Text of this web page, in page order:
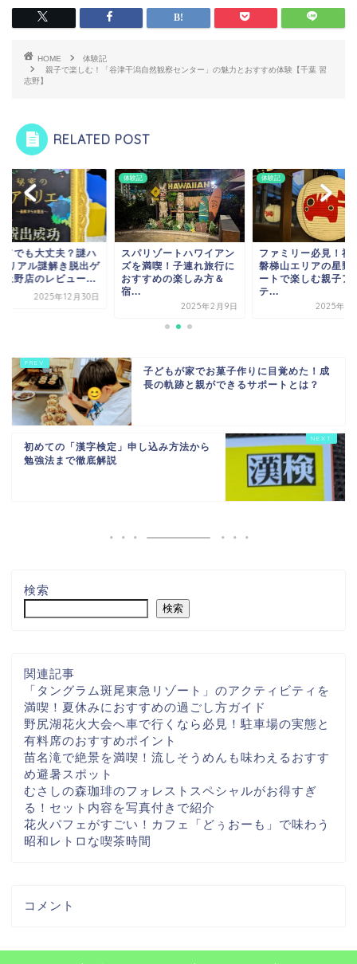
HOME
体験記
親子で楽しむ！「谷津干潟自然観察センター」の魅力とおすすめ体験【千葉 習
志野】
RELATED POST
てでも大丈夫？謎ハ
リアル謎解き脱出ゲ
上野店のレビュー...
2025年12月30日
体験記
スパリゾートハワイアン
ズを満喫！子連れ旅行に
おすすめの楽しみ方＆
宿...
2025年2月9日
体験記
ファミリー必見！福
磐梯山エリアの星野
ートで楽しむ親子ア
テ...
2025年7
子どもが家でお菓子作りに目覚めた！成
長の軌跡と親ができるサポートとは？
初めての「漢字検定」申し込み方法から
勉強法まで徹底解説
検索
検索
関連記事
「タングラム斑尾東急リゾート」のアクティビティを
満喫！夏休みにおすすめの過ごし方ガイド
野尻湖花火大会へ車で行くなら必見！駐車場の実態と
有料席のおすすめポイント
苗名滝で絶景を満喫！流しそうめんも味わえるおすす
め避暑スポット
むさしの森珈琲のフォレストスペシャルがお得すぎ
る！セット内容を写真付きで紹介
花火パフェがすごい！カフェ「どぅおーも」で味わう
昭和レトロな喫茶時間
コメント